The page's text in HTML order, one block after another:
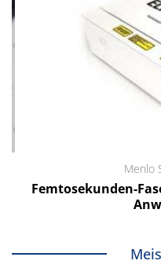
Menlo
Femtosekunden-